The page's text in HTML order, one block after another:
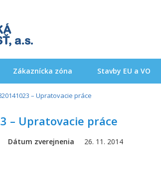
Zákaznícka zóna Stavby EU a VO
– Upratovacie práce
– Upratovacie práce
Dátum zverejnenia 26. 11. 2014